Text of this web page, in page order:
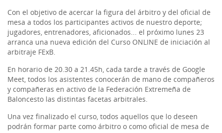
Con el objetivo de acercar la figura del árbitro y del oficial de
mesa a todos los participantes activos de nuestro deporte;
jugadores, entrenadores, aficionados... el próximo lunes 23
arranca una nueva edición del Curso ONLINE de iniciación al
arbitraje FExB.
En horario de 20.30 a 21.45h, cada tarde a través de Google
Meet, todos los asistentes conocerán de mano de compañeros
y compañeras en activo de la Federación Extremeña de
Baloncesto las distintas facetas arbitrales.
Una vez finalizado el curso, todos aquellos que lo deseen
podrán formar parte como árbitro o como oficial de mesa de